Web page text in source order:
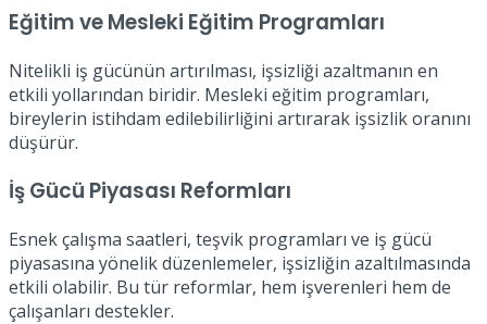
Eğitim ve Mesleki Eğitim Programları
Nitelikli iş gücünün artırılması, işsizliği azaltmanın en
etkili yollarından biridir. Mesleki eğitim programları,
bireylerin istihdam edilebilirliğini artırarak işsizlik oranını
düşürür.
İş Gücü Piyasası Reformları
Esnek çalışma saatleri, teşvik programları ve iş gücü
piyasasına yönelik düzenlemeler, işsizliğin azaltılmasında
etkili olabilir. Bu tür reformlar, hem işverenleri hem de
çalışanları destekler.